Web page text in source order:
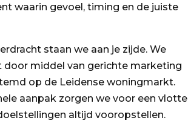
waarin gevoel, timing en de juiste
staan we aan je zijde. We
middel van gerichte marketing
op de Leidense woningmarkt.
aanpak zorgen we voor een vlotte
altijd vooropstellen.